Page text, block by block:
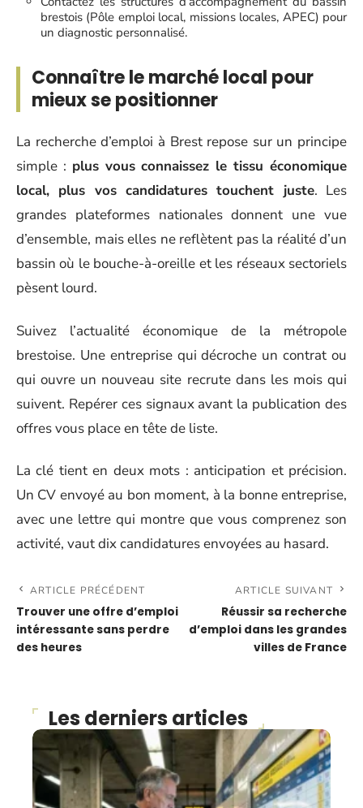
brestois (Pôle emploi local, missions locales, APEC) pour
un diagnostic personnalisé.
Connaître le marché local pour
mieux se positionner
La recherche d’emploi à Brest repose sur un principe
simple : plus vous connaissez le tissu économique
local, plus vos candidatures touchent juste. Les
grandes plateformes nationales donnent une vue
d’ensemble, mais elles ne reflètent pas la réalité d’un
bassin où le bouche-à-oreille et les réseaux sectoriels
pèsent lourd.
Suivez l’actualité économique de la métropole
brestoise. Une entreprise qui décroche un contrat ou
qui ouvre un nouveau site recrute dans les mois qui
suivent. Repérer ces signaux avant la publication des
offres vous place en tête de liste.
La clé tient en deux mots : anticipation et précision.
Un CV envoyé au bon moment, à la bonne entreprise,
avec une lettre qui montre que vous comprenez son
activité, vaut dix candidatures envoyées au hasard.
ARTICLE PRÉCÉDENT
Trouver une offre d’emploi
intéressante sans perdre
des heures
ARTICLE SUIVANT
Réussir sa recherche
d’emploi dans les grandes
villes de France
Les derniers articles